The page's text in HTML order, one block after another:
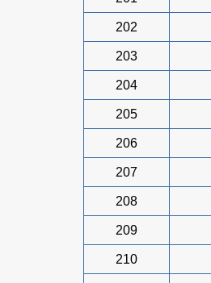
202
203
204
205
206
207
208
209
210